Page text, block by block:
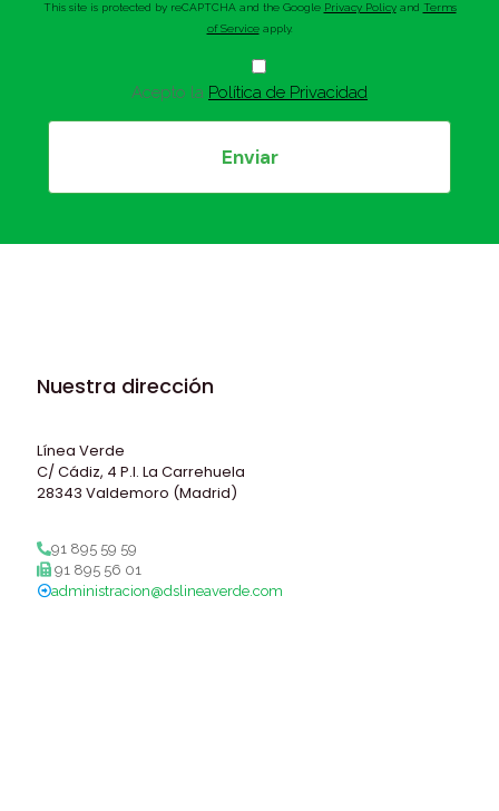
This site is protected by reCAPTCHA and the Google Privacy Policyand Terms
of Serviceapply.
Acepto la Política de Privacidad
Nuestra dirección
Línea Verde
C/ Cádiz, 4 P.I. La Carrehuela
28343 Valdemoro (Madrid)
91 895 59 59
91 895 56 01
administracion@dslineaverde.com